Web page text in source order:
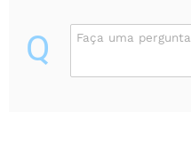
Q Faça uma pergunta